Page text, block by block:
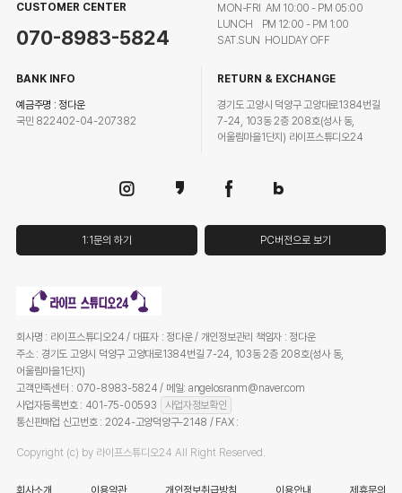
CUSTOMER CENTER
070-8983-5824
MON-FRI AM 10:00 - PM 05:00
LUNCH PM 12:00 - PM 1:00
SAT.SUN HOLIDAY OFF
BANK INFO
예금주명 : 정다운
국민 822402-04-207382
RETURN & EXCHANGE
경기도 고양시 덕양구 고양대로1384번길
7-24, 103동 2층 208호(성사 동,
어울림마을1단지) 라이프스튜디오24
1:1문의 하기 PC버전으로 보기
회사명 : 라이프스튜디오24 / 대표자 : 정다운 / 개인정보관리 책임자 : 정다운
주소 : 경기도 고양시 덕양구 고양대로1384번길 7-24, 103동 2층 208호(성사 동,
어울림마을1단지)
고객만족센터 : 070-8983-5824 / 메일: angelosranm@naver.com
사업자등록번호 : 401-75-00593
사업자정보확인
통신판매업 신고번호 : 2024-고양덕양구-2148 / FAX :
Copyright (c) by 라이프스튜디오24 All Right Reserved.
회사소개 이용약관 개인정보취급방침 이용안내 제휴문의